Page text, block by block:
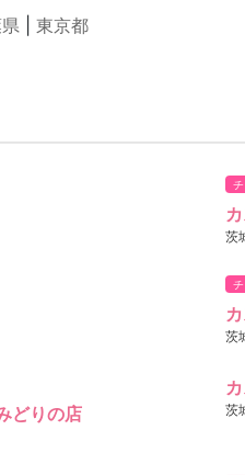
東京都
茨
茨
どりの店 茨